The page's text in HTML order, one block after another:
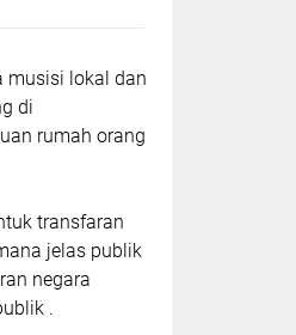
musisi lokal dan
di
rumah orang
transfaran
jelas publik
negara
.